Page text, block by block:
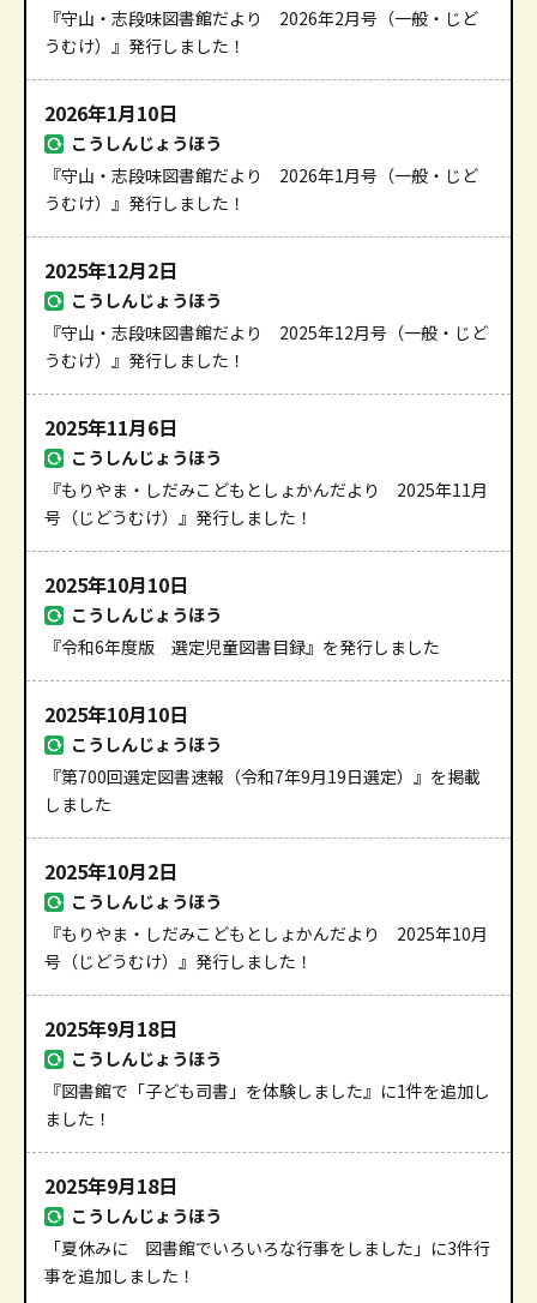
『守山・志段味図書館だより 2026年2月号（一般・じど
うむけ）』発行しました！
2026年1月10日
こうしんじょうほう
『守山・志段味図書館だより 2026年1月号（一般・じど
うむけ）』発行しました！
2025年12月2日
こうしんじょうほう
『守山・志段味図書館だより 2025年12月号（一般・じど
うむけ）』発行しました！
2025年11月6日
こうしんじょうほう
『もりやま・しだみこどもとしょかんだより 2025年11月
号（じどうむけ）』発行しました！
2025年10月10日
こうしんじょうほう
『令和6年度版 選定児童図書目録』を発行しました
2025年10月10日
こうしんじょうほう
『第700回選定図書速報（令和7年9月19日選定）』を掲載
しました
2025年10月2日
こうしんじょうほう
『もりやま・しだみこどもとしょかんだより 2025年10月
号（じどうむけ）』発行しました！
2025年9月18日
こうしんじょうほう
『図書館で「子ども司書」を体験しました』に1件を追加し
ました！
2025年9月18日
こうしんじょうほう
「夏休みに 図書館でいろいろな行事をしました」に3件行
事を追加しました！